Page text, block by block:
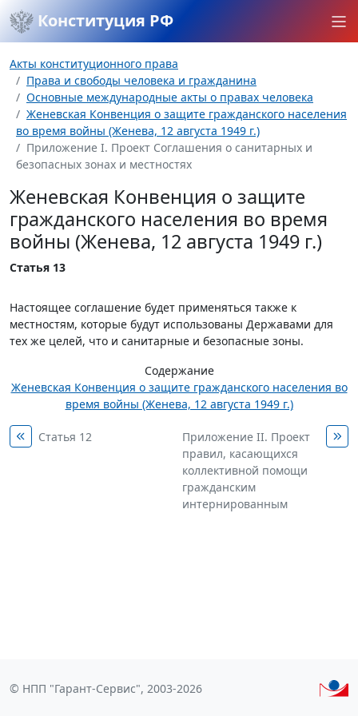
Конституция РФ
Акты конституционного права
Права и свободы человека и гражданина
Основные международные акты о правах человека
Женевская Конвенция о защите гражданского населения
во время войны (Женева, 12 августа 1949 г.)
Приложение I. Проект Соглашения о санитарных и
безопасных зонах и местностях
Женевская Конвенция о защите
гражданского населения во время
войны (Женева, 12 августа 1949 г.)
Статья 13
Настоящее соглашение будет применяться также к
местностям, которые будут использованы Державами для
тех же целей, что и санитарные и безопасные зоны.
Содержание
Женевская Конвенция о защите гражданского населения во
время войны (Женева, 12 августа 1949 г.)
Статья 12
Приложение II. Проект
правил, касающихся
коллективной помощи
гражданским
интернированным
© НПП "Гарант-Сервис", 2003-2026